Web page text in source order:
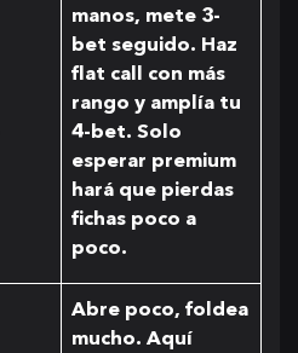
manos, mete 3-
bet seguido. Haz
flat call con más
rango y amplía tu
4-bet. Solo
esperar premium
hará que pierdas
fichas poco a
poco.
Abre poco, foldea
mucho. Aquí